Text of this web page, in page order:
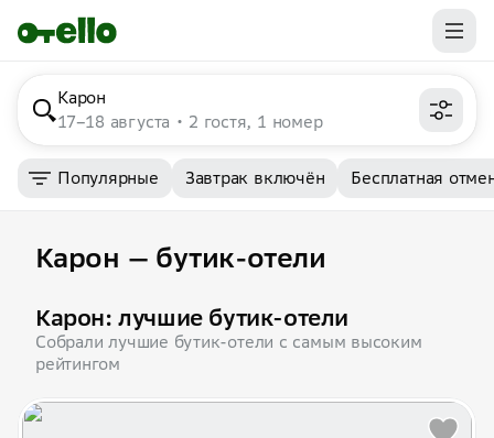
Карон
17–18 августа
2 гостя, 1 номер
Популярные Завтрак включён Бесплатная
Карон — бутик-отели
Карон: лучшие бутик-отели
Собрали лучшие бутик-отели с самым высоким
рейтингом